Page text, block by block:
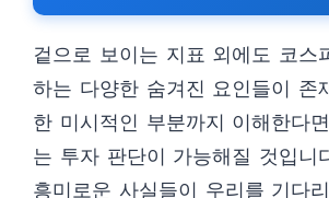
겉으로 보이는 지표 외에도 코스
하는 다양한 숨겨진 요인들이 존
한 미시적인 부분까지 이해한다
는 투자 판단이 가능해질 것입니
흥미로운 사실들이 우리를 기다